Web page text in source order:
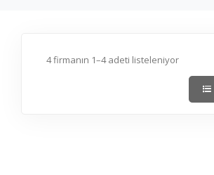
4 firmanın 1–4 adeti listeleniyor